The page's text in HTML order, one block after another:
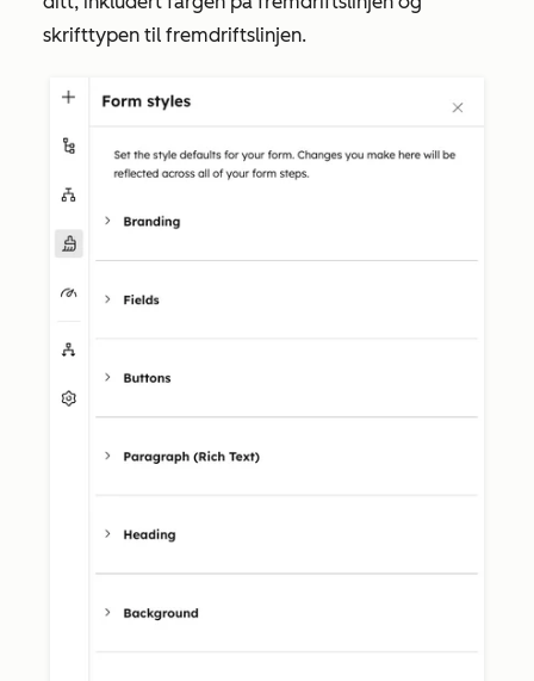
skrifttypen til fremdriftslinjen.